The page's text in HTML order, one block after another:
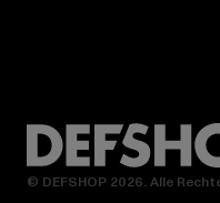
© DEFSHOP 2026. Alle